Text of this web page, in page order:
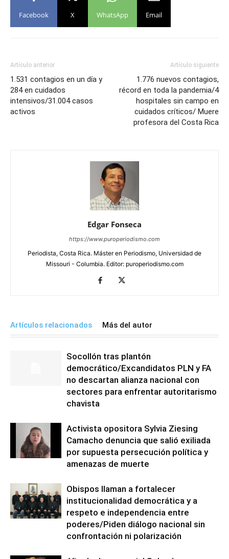
Facebook X WhatsApp Email
Artículo anterior
1.531 contagios en un día y
284 en cuidados
intensivos/31.004 casos
activos
Artículo siguiente
1.776 nuevos contagios,
récord en toda la pandemia/4
hospitales sin campo en
cuidados críticos/ Muere
profesora del Costa Rica
Edgar Fonseca
https://www.puroperiodismo.com
Periodista, Costa Rica. Máster en Periodismo, Universidad de
Missouri - Columbia. Editor: puroperiodismo.com
Artículos relacionados Más del autor
Socollón tras plantón
democrático/Excandidatos PLN y FA
no descartan alianza nacional con
sectores para enfrentar autoritarismo
chavista
Activista opositora Sylvia Ziesing
Camacho denuncia que salió exiliada
por supuesta persecución política y
amenazas de muerte
Obispos llaman a fortalecer
institucionalidad democrática y a
respeto e independencia entre
poderes/Piden diálogo nacional sin
confrontación ni polarización